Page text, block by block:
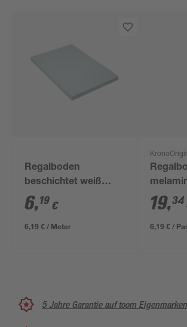
Regalboden
beschichtet weiß
1000 x 300 x 16 mm
6,19 €
6,19 € / Meter
weiß
mm
19,34
6,19 € /
5 Jahre Garantie auf toom Eigenmarken